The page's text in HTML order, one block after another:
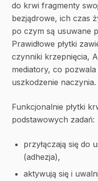
do krwi fragmenty
bezjądrowe, ich czas
po czym są usuwane
Prawidłowe płytki
czynniki krzepnięcia,
mediatory, co
uszkodzenie naczynia.
Funkcjonalnie płytki
podstawowych zadań:
przyłączają się do
(adhezja),
aktywują się i